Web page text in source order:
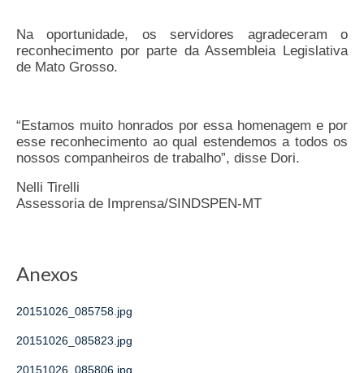
Pautas Nacionais
Convênios
Permutas Disponíveis
Área do Filiado
Regimento interno do Sindsppen
Na oportunidade, os servidores agradeceram o
reconhecimento por parte da Assembleia Legislativa
de Mato Grosso.
“Estamos muito honrados por essa homenagem e por
esse reconhecimento ao qual estendemos a todos os
nossos companheiros de trabalho”, disse Dori.
Nelli Tirelli
Assessoria de Imprensa/SINDSPEN-MT
Anexos
20151026_085758.jpg
20151026_085823.jpg
20151026_085806.jpg